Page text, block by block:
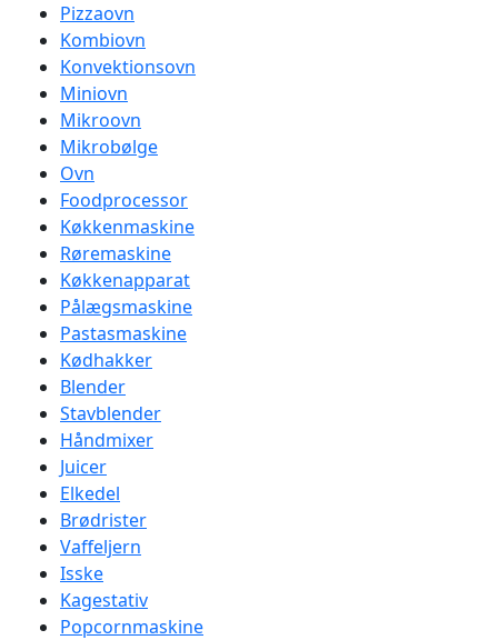
Pizzaovn
Kombiovn
Konvektionsovn
Miniovn
Mikroovn
Mikrobølge
Ovn
Foodprocessor
Køkkenmaskine
Røremaskine
Køkkenapparat
Pålægsmaskine
Pastasmaskine
Kødhakker
Blender
Stavblender
Håndmixer
Juicer
Elkedel
Brødrister
Vaffeljern
Isske
Kagestativ
Popcornmaskine